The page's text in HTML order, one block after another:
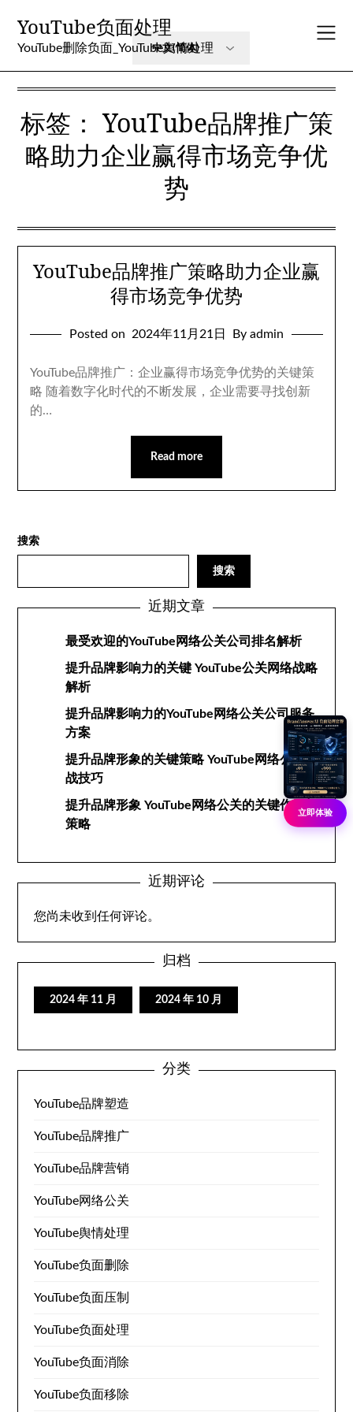
content
YouTube负面处理
YouTube删除负面_YouTube舆情处理
标签：YouTube品牌推广策
略助力企业赢得市场竞争优
势
YouTube品牌推广策略助力企业赢
得市场竞争优势
Posted on 2024年11月21日 By admin
YouTube品牌推广：企业赢得市场竞争优势的关键策
略 随着数字化时代的不断发展，企业需要寻找创新
的…
Read more
搜索
搜索
近期文章
最受欢迎的YouTube网络公关公司排名解析
提升品牌影响力的关键 YouTube公关网络战略
解析
提升品牌影响力的YouTube网络公关公司服务
方案
提升品牌形象的关键策略 YouTube网络公关实
战技巧
提升品牌形象 YouTube网络公关的关键作用与
策略
近期评论
您尚未收到任何评论。
归档
2024 年 11 月 2024 年 10 月
分类
YouTube品牌塑造
YouTube品牌推广
YouTube品牌营销
YouTube网络公关
YouTube舆情处理
YouTube负面删除
YouTube负面压制
YouTube负面处理
YouTube负面消除
YouTube负面移除
立即体验